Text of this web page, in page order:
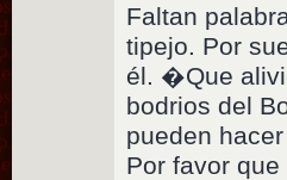
Faltan
tipejo. Por
él. �Que
bodrios del
pueden
Por favor que